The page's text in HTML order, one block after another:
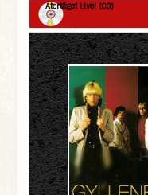
Återtåget Live! (CD)